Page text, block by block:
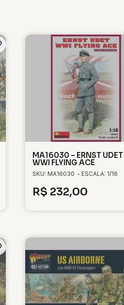
MA16030 – ERNST UDET
WWI FLYING ACE
SKU: MA16030 - ESCALA: 1/16
R$ 232,00